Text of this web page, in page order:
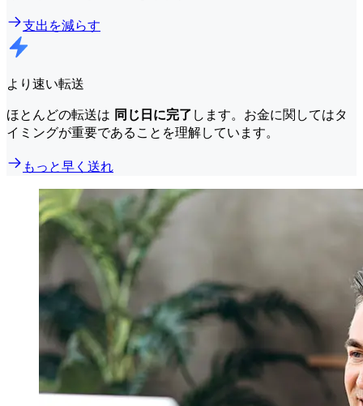
支出を減らす
より速い転送
ほとんどの転送は 同じ日に完了 します。お金に関してはタ
イミングが重要であることを理解しています。
もっと早く送れ